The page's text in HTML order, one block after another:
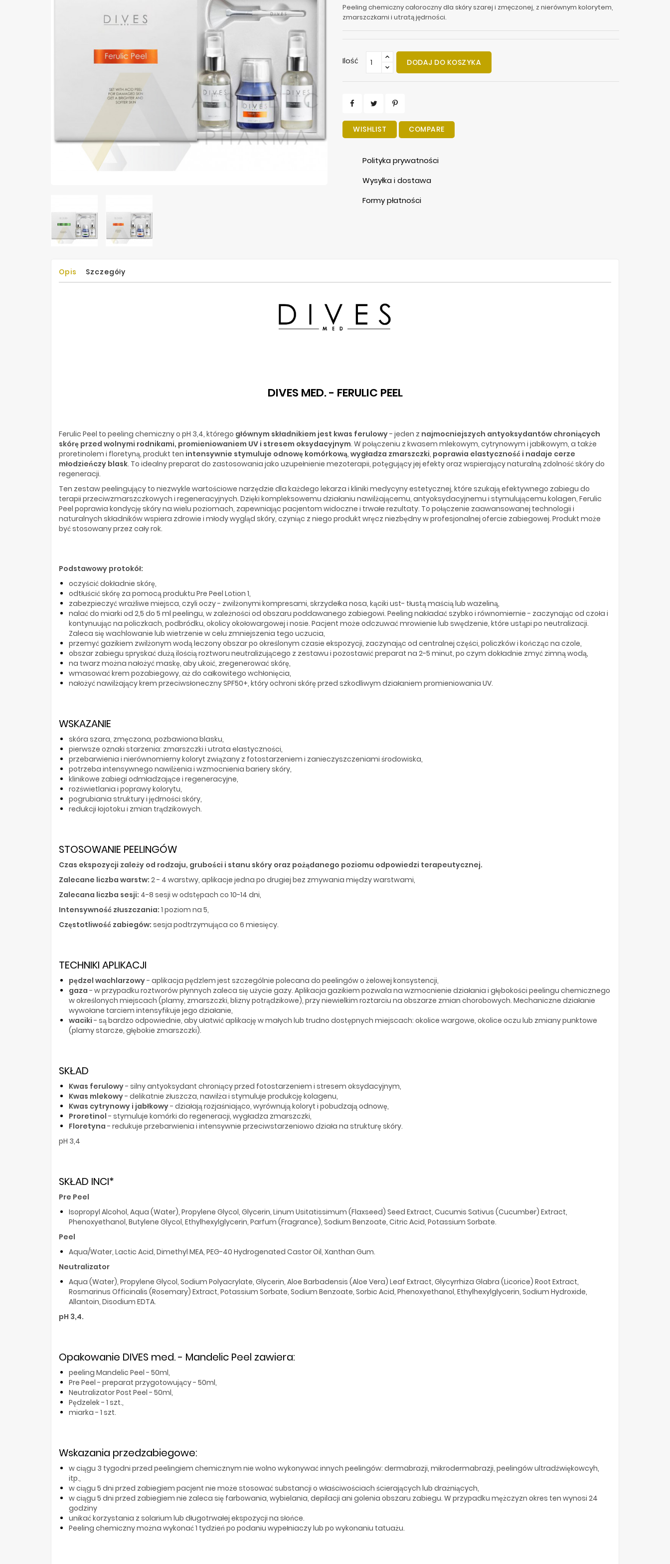
Peeling chemiczny całoroczny dla skóry szarej i zmęczonej, z nierównym kolorytem,
zmarszczkami i utratą jędrności.
Ilość DODAJ DO KOSZYKA
WISHLIST COMPARE
Polityka prywatności
Wysyłka i dostawa
Formy płatności
Opis Szczegóły
DIVES MED. - FERULIC PEEL
Ferulic Peel to peeling chemiczny o pH 3,4, którego głównym składnikiem jest kwas ferulowy- jeden z najmocniejszych antyoksydantów chroniących
skórę przed wolnymi rodnikami, promieniowaniem UV i stresem oksydacyjnym. W połączeniu z kwasem mlekowym, cytrynowym i jabłkowym, a także
proretinolem i floretyną, produkt ten intensywnie stymuluje odnowę komórkową, wygładza zmarszczki, poprawia elastyczność i nadaje cerze
młodzieńczy blask. To idealny preparat do zastosowania jako uzupełnienie mezoterapii, potęgujący jej efekty oraz wspierający naturalną zdolność skóry do
regeneracji.
Ten zestaw peelingujący to niezwykle wartościowe narzędzie dla każdego lekarza i kliniki medycyny estetycznej, które szukają efektywnego zabiegu do
terapii przeciwzmarszczkowych i regeneracyjnych. Dzięki kompleksowemu działaniu nawilżającemu, antyoksydacyjnemu i stymulującemu kolagen, Ferulic
Peel poprawia kondycję skóry na wielu poziomach, zapewniając pacjentom widoczne i trwałe rezultaty. To połączenie zaawansowanej technologii i
naturalnych składników wspiera zdrowie i młody wygląd skóry, czyniąc z niego produkt wręcz niezbędny w profesjonalnej ofercie zabiegowej. Produkt może
być stosowany przez cały rok.
Podstawowy protokół:
oczyścić dokładnie skórę,
odtłuścić skórę za pomocą produktu Pre Peel Lotion 1,
zabezpieczyć wrażliwe miejsca, czyli oczy - zwilżonymi kompresami, skrzydełka nosa, kąciki ust- tłustą maścią lub wazeliną,
nalać do miarki od 2,5 do 5 ml peelingu, w zależności od obszaru poddawanego zabiegowi. Peeling nakładać szybko i równomiernie - zaczynając od czoła i
kontynuując na policzkach, podbródku, okolicy okołowargowej i nosie. Pacjent może odczuwać mrowienie lub swędzenie, które ustąpi po neutralizacji.
Zaleca się wachlowanie lub wietrzenie w celu zmniejszenia tego uczucia,
przemyć gazikiem zwilżonym wodą leczony obszar po określonym czasie ekspozycji, zaczynając od centralnej części, policzków i kończąc na czole,
obszar zabiegu spryskać dużą ilością roztworu neutralizującego z zestawu i pozostawić preparat na 2-5 minut, po czym dokładnie zmyć zimną wodą,
na twarz można nałożyć maskę, aby ukoić, zregenerować skórę,
wmasować krem pozabiegowy, aż do całkowitego wchłonięcia,
nałożyć nawilżający krem przeciwsłoneczny SPF50+, który ochroni skórę przed szkodliwym działaniem promieniowania UV.
WSKAZANIE
skóra szara, zmęczona, pozbawiona blasku,
pierwsze oznaki starzenia: zmarszczki i utrata elastyczności,
przebarwienia i nierównomierny koloryt związany z fotostarzeniem i zanieczyszczeniami środowiska,
potrzeba intensywnego nawilżenia i wzmocnienia bariery skóry,
klinikowe zabiegi odmładzające i regeneracyjne,
rozświetlania i poprawy kolorytu,
pogrubiania struktury i jędrności skóry,
redukcji łojotoku i zmian trądzikowych.
STOSOWANIE PEELINGÓW
Czas ekspozycji zależy od rodzaju, grubości i stanu skóry oraz pożądanego poziomu odpowiedzi terapeutycznej.
Zalecane liczba warstw: 2 - 4 warstwy, aplikacje jedna po drugiej bez zmywania między warstwami,
Zalecana liczba sesji: 4-8 sesji w odstępach co 10-14 dni,
Intensywność złuszczania: 1 poziom na 5,
Częstotliwość zabiegów: sesja podtrzymująca co 6 miesięcy.
TECHNIKI APLIKACJI
pędzel wachlarzowy- aplikacja pędzlem jest szczególnie polecana do peelingów o żelowej konsystencji,
gaza - w przypadku roztworów płynnych zaleca się użycie gazy. Aplikacja gazikiem pozwala na wzmocnienie działania i głębokości peelingu chemicznego
w określonych miejscach (plamy, zmarszczki, blizny potrądzikowe), przy niewielkim roztarciu na obszarze zmian chorobowych. Mechaniczne działanie
wywołane tarciem intensyfikuje jego działanie,
waciki - są bardzo odpowiednie, aby ułatwić aplikację w małych lub trudno dostępnych miejscach: okolice wargowe, okolice oczu lub zmiany punktowe
(plamy starcze, głębokie zmarszczki).
SKŁAD
Kwas ferulowy- silny antyoksydant chroniący przed fotostarzeniem i stresem oksydacyjnym,
Kwas mlekowy- delikatnie złuszcza, nawilża i stymuluje produkcję kolagenu,
Kwas cytrynowy i jabłkowy- działają rozjaśniająco, wyrównują koloryt i pobudzają odnowę,
Proretinol - stymuluje komórki do regeneracji, wygładza zmarszczki,
Floretyna - redukuje przebarwienia i intensywnie przeciwstarzeniowo działa na strukturę skóry.
pH 3,4
SKŁAD INCI*
Pre Peel
Isopropyl Alcohol, Aqua (Water), Propylene Glycol, Glycerin, Linum Usitatissimum (Flaxseed) Seed Extract, Cucumis Sativus (Cucumber) Extract,
Phenoxyethanol, Butylene Glycol, Ethylhexylglycerin, Parfum (Fragrance), Sodium Benzoate, Citric Acid, Potassium Sorbate.
Peel
Aqua/Water, Lactic Acid, Dimethyl MEA, PEG-40 Hydrogenated Castor Oil, Xanthan Gum.
Neutralizator
Aqua (Water), Propylene Glycol, Sodium Polyacrylate, Glycerin, Aloe Barbadensis (Aloe Vera) Leaf Extract, Glycyrrhiza Glabra (Licorice) Root Extract,
Rosmarinus Officinalis (Rosemary) Extract, Potassium Sorbate, Sodium Benzoate, Sorbic Acid, Phenoxyethanol, Ethylhexylglycerin, Sodium Hydroxide,
Allantoin, Disodium EDTA.
pH 3,4.
Opakowanie DIVES med. - Mandelic Peel zawiera:
peeling Mandelic Peel - 50ml,
Pre Peel - preparat przygotowujący - 50ml,
Neutralizator Post Peel - 50ml,
Pędzelek - 1 szt.,
miarka - 1 szt.
Wskazania przedzabiegowe:
w ciągu 3 tygodni przed peelingiem chemicznym nie wolno wykonywać innych peelingów: dermabrazji, mikrodermabrazji, peelingów ultradźwiękowcyh,
itp.,
w ciągu 5 dni przed zabiegiem pacjent nie może stosować substancji o właściwościach ścierających lub drażniących,
w ciągu 5 dni przed zabiegiem nie zaleca się farbowania, wybielania, depilacji ani golenia obszaru zabiegu. W przypadku mężczyzn okres ten wynosi 24
godziny
unikać korzystania z solarium lub długotrwałej ekspozycji na słońce.
Peeling chemiczny można wykonać 1 tydzień po podaniu wypełniaczy lub po wykonaniu tatuażu.